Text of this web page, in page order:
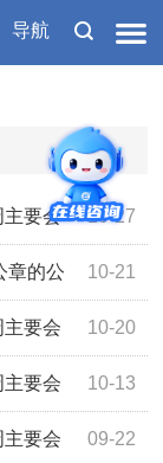
导航
10-27
主要会
10-21
章的公
10-20
要会
10-13
要会
09-22
要会